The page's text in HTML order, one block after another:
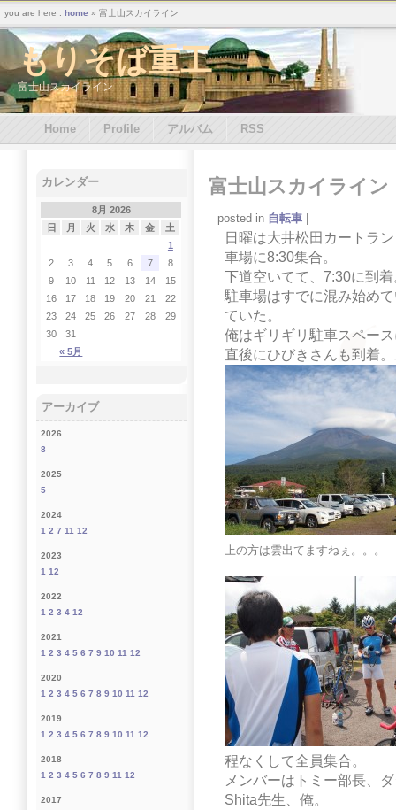
もりそば重工
富士山スカイライン
富士山スカイライン
posted in 自転車 |
日曜は大井松田カートラ
車場に8:30集合。
下道空いてて、7:30に到着
駐車場はすでに混み始め
ていた。
俺はギリギリ駐車スペー
直後にひびきさんも到着
上の方は雲出てますねぇ。。。
程なくして全員集合。
メンバーはトミー部長、
Shita先生、俺。
カレンダー
8月 2026
日
月 火 水 木 金 土
« 5月
1
2
3 4 5 6 7
8
9
10 11 12 13 14
15
16
17 18 19 20 21
22
23
24 25 26 27 28
29
30
31
アーカイブ
2026
8
2025
5
2024
1 2 7 11 12
2023
1 12
2022
1 2 3 4 12
2021
1 2 3 4 5 6 7 9 10 11 12
2020
1 2 3 4 5 6 7 8 9 10 11 12
2019
1 2 3 4 5 6 7 8 9 10 11 12
2018
1 2 3 4 5 6 7 8 9 11 12
2017
Home Profile アルバム RSS
you are here : home » 富士山スカイライン